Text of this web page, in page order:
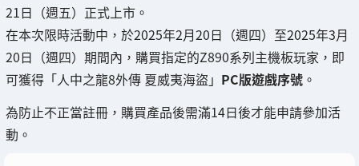
21日（週五）正式上市。
在本次限時活動中，於2025年2月20日（週四）至2025年3月
20日（週四）期間內，購買指定的Z890系列主機板玩家，即
可獲得「人中之龍8外傳 夏威夷海盜」 PC版遊戲序號 。
為防止不正當註冊，購買產品後需滿14日後才能申請參加活
動。